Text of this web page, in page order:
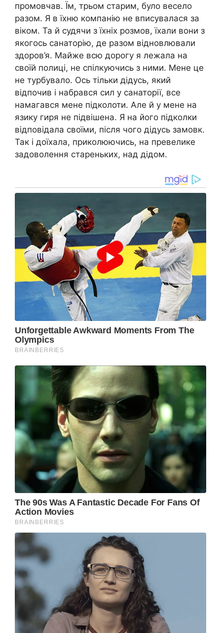
промовчав. Їм, трьом старим, було весело
разом. Я в їхню компанію не вписувалася за
віком. Та й судячи з їхніх розмов, їхали вони з
якогось санаторію, де разом відновлювали
здоров’я. Майже всю дорогу я лежала на
своїй полиці, не спілкуючись з ними. Мене це
не турбувало. Ось тільки дідусь, який
відпочив і набрався сил у санаторії, все
намагався мене підколоти. Але й у мене на
язику гиря не підвішена. Я на його підколки
відповідала своїми, після чого дідусь замовк.
Так і доїхала, приколюючись, на превелике
задоволення стареньких, над дідом.